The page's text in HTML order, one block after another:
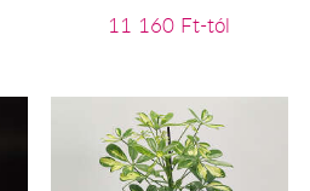
11 160 Ft-tól